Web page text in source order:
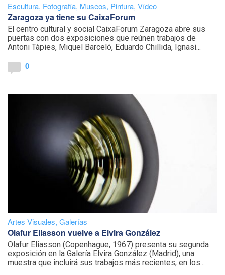
Escultura, Fotografía, Museos, Pintura, Vídeo
Zaragoza ya tiene su CaixaForum
El centro cultural y social CaixaForum Zaragoza abre sus
puertas con dos exposiciones que reúnen trabajos de
Antoni Tàpies, Miquel Barceló, Eduardo Chillida, Ignasi...
0
Artes Visuales, Galerías
Olafur Eliasson vuelve a Elvira González
Olafur Eliasson (Copenhague, 1967) presenta su segunda
exposición en la Galería Elvira González (Madrid), una
muestra que incluirá sus trabajos más recientes, en los...